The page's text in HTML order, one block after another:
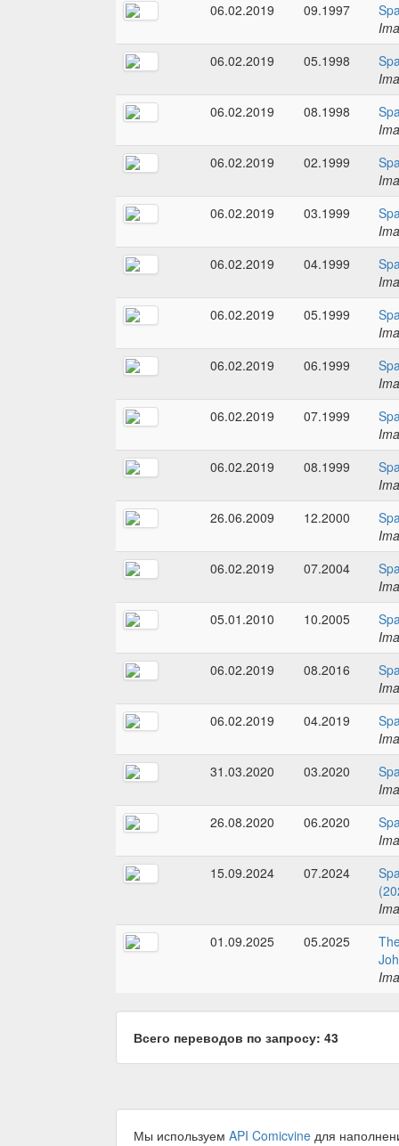
06.02.2019
09.1997
06.02.2019
05.1998
06.02.2019
08.1998
06.02.2019
02.1999
06.02.2019
03.1999
06.02.2019
04.1999
06.02.2019
05.1999
06.02.2019
06.1999
06.02.2019
07.1999
06.02.2019
08.1999
26.06.2009
12.2000
06.02.2019
07.2004
05.01.2010
10.2005
06.02.2019
08.2016
06.02.2019
04.2019
31.03.2020
03.2020
26.08.2020
06.2020
15.09.2024
07.2024
01.09.2025
05.2025
Всего переводов по запросу: 43
Мы используем API Comicvine для